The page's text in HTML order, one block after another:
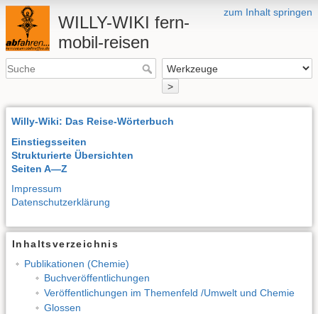
zum Inhalt springen
WILLY-WIKI fern-
mobil-reisen
>
Willy-Wiki: Das Reise-Wörterbuch
Einstiegsseiten
Strukturierte Übersichten
Seiten A—Z
Impressum
Datenschutzerklärung
Inhaltsverzeichnis
Publikationen (Chemie)
Buchveröffentlichungen
Veröffentlichungen im Themenfeld /Umwelt und Chemie
Glossen